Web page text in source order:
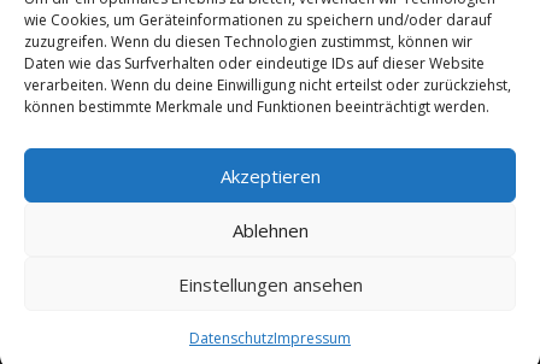
wie Cookies, um Geräteinformationen zu speichern und/oder darauf
zuzugreifen. Wenn du diesen Technologien zustimmst, können wir
Daten wie das Surfverhalten oder eindeutige IDs auf dieser Website
verarbeiten. Wenn du deine Einwilligung nicht erteilst oder zurückziehst,
können bestimmte Merkmale und Funktionen beeinträchtigt werden.
Akzeptieren
Ablehnen
Einstellungen ansehen
DatenschutzImpressum
Kontakt Impressum
Datenschutz
Werbung buchen
AGB
Copyright 2025-2026 | Web24 Consulting AVO UG |
Alle Rechte vorbehalten *Werbehinweis: Die ist ein
Portal mit Infos zu Dienstleistern und Fachbetrieben
sowie einem Anbieterverzeichnis. Wenn Sie bei den
Werbepartnern ein Angebot anfordern oder etwas
jeweiligen Dienstleister. Redaktionelle Einträge wurden
Fehler enthalten.